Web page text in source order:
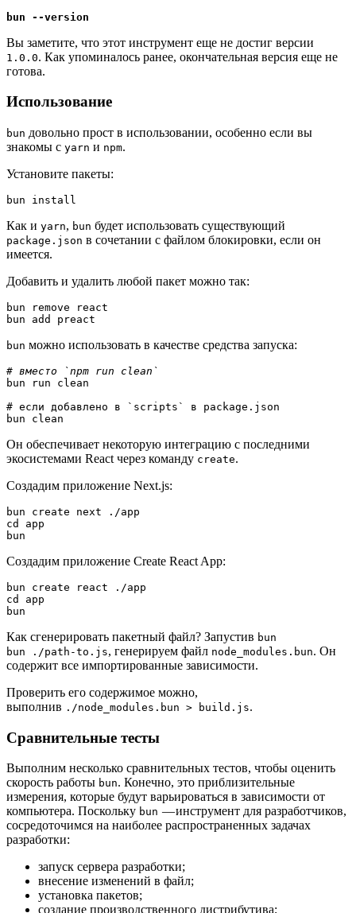
bun --version
Вы заметите, что этот инструмент еще не достиг версии
1.0.0. Как упоминалось ранее, окончательная версия еще не
готова.
Использование
bun довольно прост в использовании, особенно если вы
знакомы с yarn и npm.
Установите пакеты:
bun install
Как и yarn, bun будет использовать существующий
package.json в сочетании с файлом блокировки, если он
имеется.
Добавить и удалить любой пакет можно так:
bun remove react
bun add preact
bun можно использовать в качестве средства запуска:
bun run clean
# если добавлено в `scripts` в package.json
bun clean
Он обеспечивает некоторую интеграцию с последними
экосистемами React через команду create.
Создадим приложение Next.js:
bun create next ./app
cd app
bun
Создадим приложение Create React App:
bun create react ./app
cd app
bun
Как сгенерировать пакетный файл? Запустив bun
bun ./path-to.js, генерируем файл node_modules.bun. Он
содержит все импортированные зависимости.
Проверить его содержимое можно,
выполнив ./node_modules.bun > build.js.
Сравнительные тесты
Выполним несколько сравнительных тестов, чтобы оценить
скорость работы bun. Конечно, это приблизительные
измерения, которые будут варьироваться в зависимости от
компьютера. Поскольку bun — инструмент для разработчиков,
сосредоточимся на наиболее распространенных задачах
разработки:
запуск сервера разработки;
внесение изменений в файл;
установка пакетов;
создание производственного дистрибутива;